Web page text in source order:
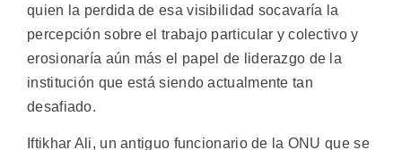
quien la perdida de esa visibilidad socavaría la
percepción sobre el trabajo particular y colectivo y
erosionaría aún más el papel de liderazgo de la
institución que está siendo actualmente tan
desafiado.
Iftikhar Ali, un antiguo funcionario de la ONU que se